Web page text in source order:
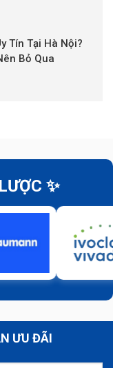
Tín Tại Hà Nội?
Bỏ Qua
✨
ƯU ĐÃI